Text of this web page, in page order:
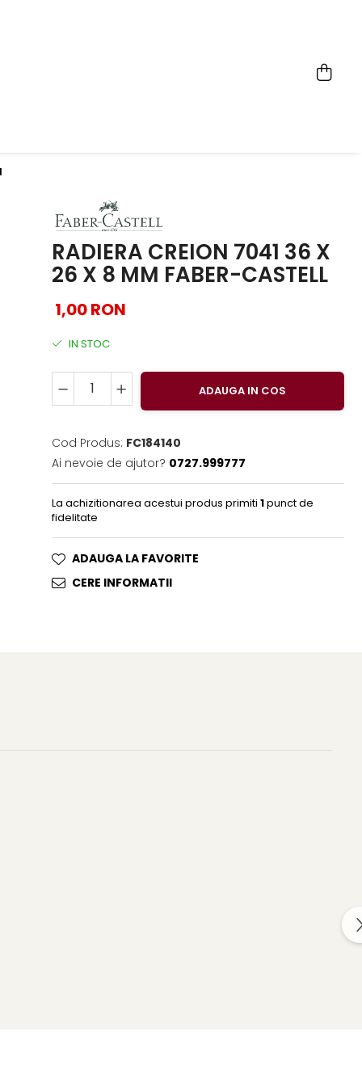
RADIERA CREION 7041 36 X
26 X 8 MM FABER-CASTELL
1,00 RON
IN STOC
ADAUGA IN COS
Cod Produs: FC184140
Ai nevoie de ajutor? 0727.999777
La achizitionarea acestui produs primiti1punct de
fidelitate
ADAUGA LA FAVORITE
CERE INFORMATII